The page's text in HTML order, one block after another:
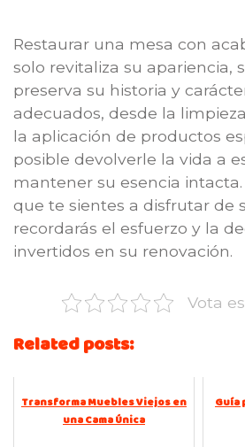
Restaurar una mesa con
solo revitaliza su apariencia,
preserva su historia y
adecuados, desde la
la aplicación de productos
posible devolverle la vida a
mantener su esencia intacta.
que te sientes a disfrutar de
recordarás el esfuerzo y la
invertidos en su renovación.
Vota
Related posts:
Transforma Muebles Viejos en
una Cama Única
Guía